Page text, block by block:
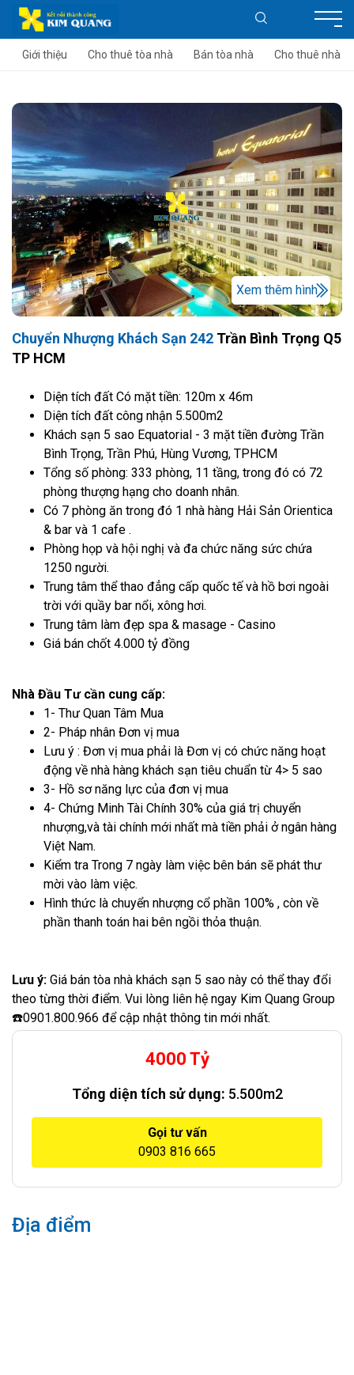
Giới thiệu Cho thuê tòa nhà Bán tòa nhà Cho thuê nhà
Xem thêm hình
Chuyển Nhượng Khách Sạn 242 Trần Bình Trọng Q5
TP HCM
Diện tích đất Có mặt tiền: 120m x 46m
Diện tích đất công nhận 5.500m2
Khách sạn 5 sao Equatorial - 3 mặt tiền đường Trần
Bình Trọng, Trần Phú, Hùng Vương, TPHCM
Tổng số phòng: 333 phòng, 11 tầng, trong đó có 72
phòng thượng hạng cho doanh nhân.
Có 7 phòng ăn trong đó 1 nhà hàng Hải Sản Orientica
& bar và 1 cafe .
Phòng họp và hội nghị và đa chức năng sức chứa
1250 người.
Trung tâm thể thao đẳng cấp quốc tế và hồ bơi ngoài
trời với quầy bar nổi, xông hơi.
Trung tâm làm đẹp spa & masage - Casino
Giá bán chốt 4.000 tỷ đồng
Nhà Đầu Tư cần cung cấp:
1- Thư Quan Tâm Mua
2- Pháp nhân Đơn vị mua
Lưu ý : Đơn vị mua phải là Đơn vị có chức năng hoạt
động về nhà hàng khách sạn tiêu chuẩn từ 4> 5 sao
3- Hồ sơ năng lực của đơn vị mua
4- Chứng Minh Tài Chính 30% của giá trị chuyển
nhượng,và tài chính mới nhất mà tiền phải ở ngân hàng
Việt Nam.
Kiểm tra Trong 7 ngày làm việc bên bán sẽ phát thư
mời vào làm việc.
Hình thức là chuyển nhượng cổ phần 100% , còn về
phần thanh toán hai bên ngồi thỏa thuận.
Lưu ý: Giá bán tòa nhà khách sạn 5 sao này có thể thay đổi
theo từng thời điểm. Vui lòng liên hệ ngay Kim Quang Group
☎️0901.800.966 để cập nhật thông tin mới nhất.
4000 Tỷ
Tổng diện tích sử dụng: 5.500m2
Gọi tư vấn
0903 816 665
Địa điểm